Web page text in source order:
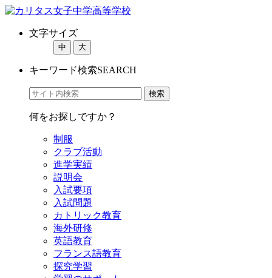
文字サイズ
中 大
キーワード検索SEARCH
何をお探しですか？
制服
クラブ活動
進学実績
説明会
入試要項
入試問題
カトリック教育
海外研修
英語教育
フランス語教育
探究学習